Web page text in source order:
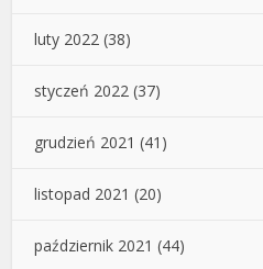
luty 2022 (38)
styczeń 2022 (37)
grudzień 2021 (41)
listopad 2021 (20)
październik 2021 (44)